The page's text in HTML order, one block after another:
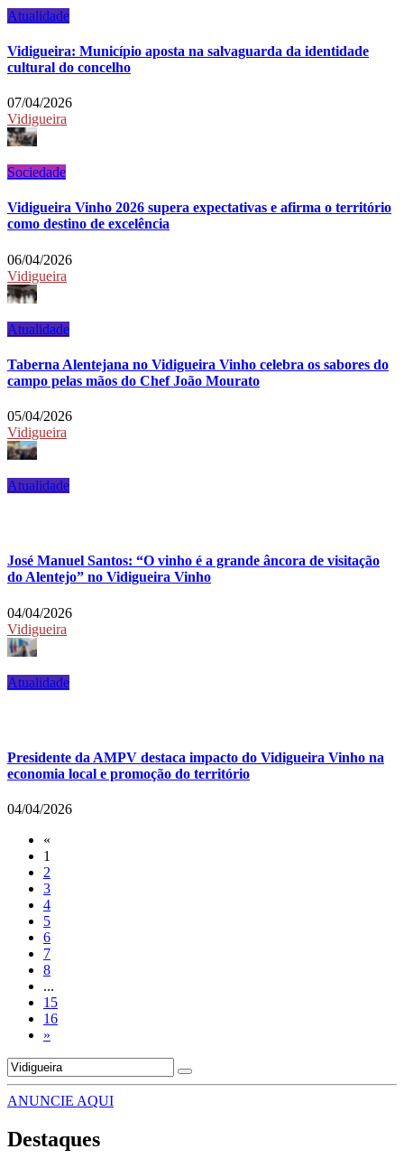
Atualidade
Vidigueira: Município aposta na salvaguarda da identidade
cultural do concelho
07/04/2026
Vidigueira
Sociedade
Vidigueira Vinho 2026 supera expectativas e afirma o território
como destino de excelência
06/04/2026
Vidigueira
Atualidade
Taberna Alentejana no Vidigueira Vinho celebra os sabores do
campo pelas mãos do Chef João Mourato
05/04/2026
Vidigueira
Atualidade
José Manuel Santos: “O vinho é a grande âncora de visitação
do Alentejo” no Vidigueira Vinho
04/04/2026
Vidigueira
Atualidade
Presidente da AMPV destaca impacto do Vidigueira Vinho na
economia local e promoção do território
04/04/2026
«
1
2
3
4
5
6
7
8
...
15
16
»
ANUNCIE AQUI
Destaques